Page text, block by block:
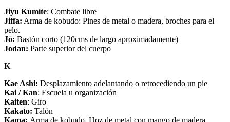
Jiyu Kumite: Combate libre
Jiffa: Arma de kobudo: Pines de metal o madera, broches para el
pelo.
Jō: Bastón corto (120cms de largo aproximadamente)
Jodan: Parte superior del cuerpo
K
Kae Ashi: Desplazamiento adelantando o retrocediendo un pie
Kai / Kan: Escuela u organización
Kaiten: Giro
Kakato: Talón
Kama: Arma de kobudo. Hoz de metal con mango de madera.